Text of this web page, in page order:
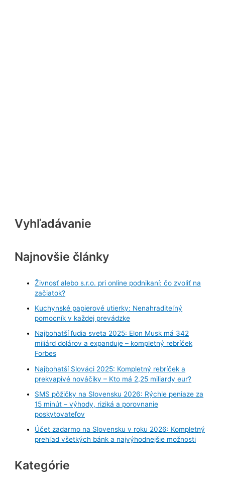
Vyhľadávanie
Najnovšie články
Živnosť alebo s.r.o. pri online podnikaní: čo zvoliť na
začiatok?
Kuchynské papierové utierky: Nenahraditeľný
pomocník v každej prevádzke
Najbohatší ľudia sveta 2025: Elon Musk má 342
miliárd dolárov a expanduje – kompletný rebríček
Forbes
Najbohatší Slováci 2025: Kompletný rebríček a
prekvapivé nováčiky – Kto má 2,25 miliardy eur?
SMS pôžičky na Slovensku 2026: Rýchle peniaze za
15 minút – výhody, riziká a porovnanie
poskytovateľov
Účet zadarmo na Slovensku v roku 2026: Kompletný
prehľad všetkých bánk a najvýhodnejšie možnosti
Kategórie